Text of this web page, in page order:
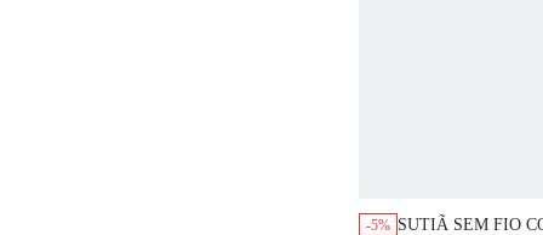
-5% SUTIÃ SEM FIO